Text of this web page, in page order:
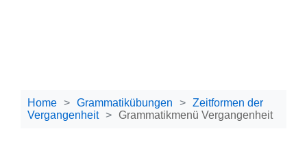
Home Grammatikübungen
Zeitformen der
Vergangenheit
Grammatikmenü Vergangenheit